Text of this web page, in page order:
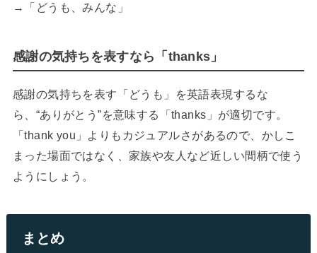
→「どうも、みんな」
感謝の気持ちを表すなら「thanks」
感謝の気持ちを表す「どうも」を英語表現するな
ら、“ありがとう”を意味する「thanks」が適切です。
「thank you」よりもカジュアルさがあるので、かしこ
まった場面ではなく、家族や友人など近しい間柄で使う
ようにしょう。
まとめ